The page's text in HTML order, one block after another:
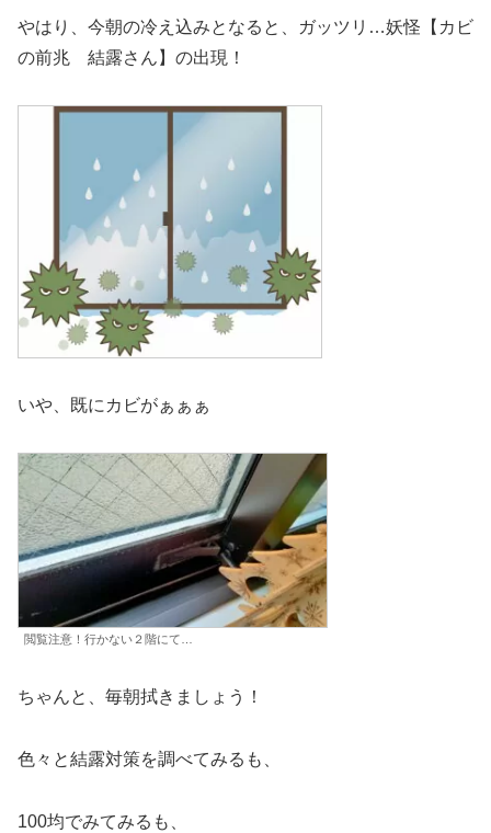
やはり、今朝の冷え込みとなると、ガッツリ…妖怪【カビ
の前兆 結露さん】の出現！
いや、既にカビがぁぁぁ
閲覧注意！行かない２階にて…
ちゃんと、毎朝拭きましょう！
色々と結露対策を調べてみるも、
100均でみてみるも、